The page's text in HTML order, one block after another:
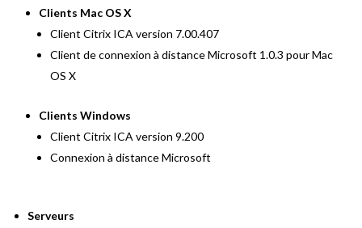
Clients Mac OS X
Client Citrix ICA version 7.00.407
Client de connexion à distance Microsoft 1.0.3 pour Mac
OS X
Clients Windows
Client Citrix ICA version 9.200
Connexion à distance Microsoft
Serveurs